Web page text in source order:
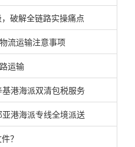
破解全链路实操痛点
流运输注意事项
运输
港海派双清包税服务
港海派专线全境派送
？